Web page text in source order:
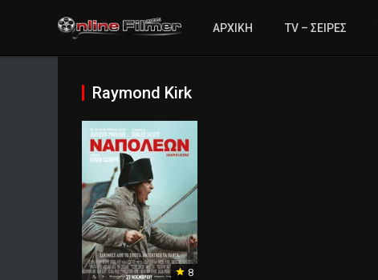
ΑΡΧΙΚΗ TV – ΣΕΙΡΕΣ
Raymond Kirk
8